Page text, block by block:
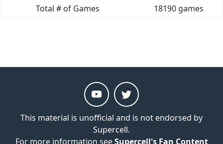
Total # of Games
18190games
This material is unofficial and is not endorsed by
Supercell.
For more information seeSupercell's Fan Content